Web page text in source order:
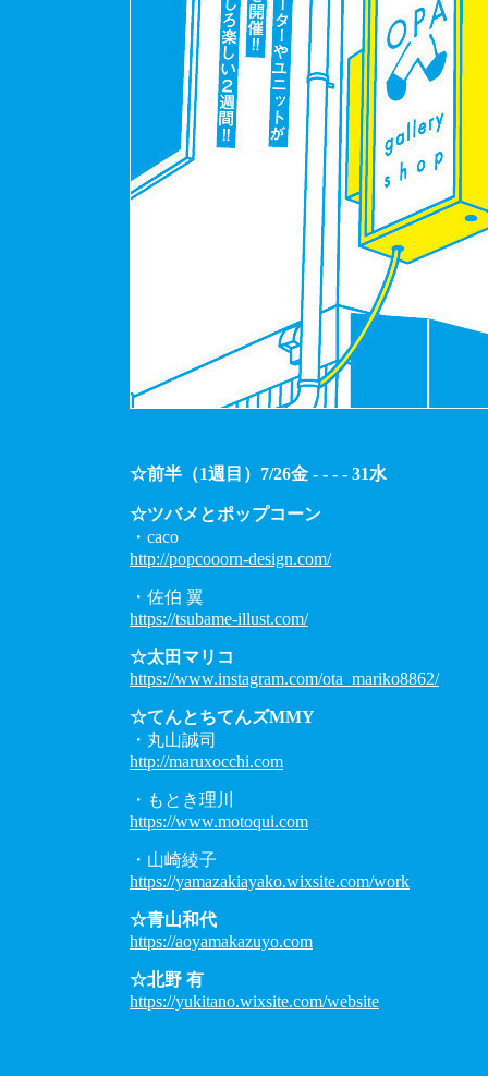
☆前半（1週目）7/26金 - - - - 31水
☆ツバメとポップコーン
・caco
http://popcooorn-design.com/
・佐伯 翼
https://tsubame-illust.com/
☆太田マリコ
https://www.instagram.com/ota_mariko8862/
☆てんとちてんズMMY
・丸山誠司
http://maruxocchi.com
・もとき理川
https://www.motoqui.com
・山崎綾子
https://yamazakiayako.wixsite.com/work
☆青山和代
https://aoyamakazuyo.com
☆北野 有
https://yukitano.wixsite.com/website